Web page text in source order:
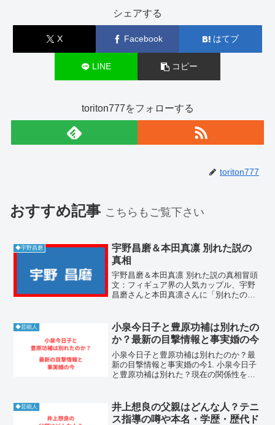
シェアする
X Facebook はてブ
LINE コピー
toriton777をフォローする
toriton777
おすすめ記事 こちらもご覧下さい
◆宇野昌磨
宇野昌磨＆本田真凛 別れた説の
真相
宇野昌磨＆本田真凛 別れた説の真相冒頭
文：フィギュア界の人気カップル、宇野
昌磨さんと本田真凛さんに「別れたので
きた二人に何が起きたのか。今回は「結
論→理由→具体例」の...
◆芸能人
小泉今日子と豊原功補は別れたの
か？最新の目撃情報と事実婚の今
小泉今日子と豊原功補は別れたのか？最
新の目撃情報と事実婚の今1. 小泉今日子
と豊原功補は別れた？現在の関係性を調
ず、二人の協力関係は継続しています。
世間一般の結婚とい...
◆芸能人
井上想良の父親はどんな人？テニ
ス指導の噂や本名・学歴・歴代ド